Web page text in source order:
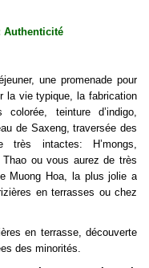
Authenticité
une promenade pour
la vie typique, la fabrication
teinture d’indigo,
de Saxeng, traversée des
très intactes: H’mongs,
ou vous aurez de très
Muong Hoa, la plus jolie a
en terrasses ou chez
en terrasse, découverte
des minorités.